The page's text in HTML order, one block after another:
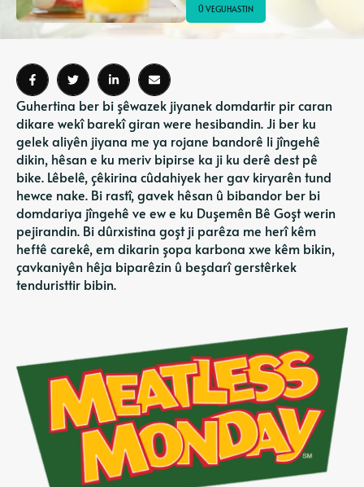
Û VEGUHASTIN
Guhertina ber bi şêwazek jiyanek domdartir pir caran
dikare wekî barekî giran were hesibandin. Ji ber ku
gelek aliyên jiyana me ya rojane bandorê li jîngehê
dikin, hêsan e ku meriv bipirse ka ji ku derê dest pê
bike. Lêbelê, çêkirina cûdahiyek her gav kiryarên tund
hewce nake. Bi rastî, gavek hêsan û bibandor ber bi
domdariya jîngehê ve ew e ku Duşemên Bê Goşt werin
pejirandin. Bi dûrxistina goşt ji parêza me herî kêm
heftê carekê, em dikarin şopa karbona xwe kêm bikin,
çavkaniyên hêja biparêzin û beşdarî gerstêrkek
tenduristtir bibin.